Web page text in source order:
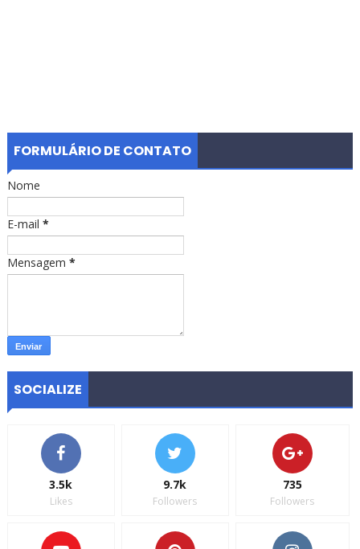
FORMULÁRIO DE CONTATO
Nome
E-mail *
Mensagem *
SOCIALIZE
3.5k
Likes
9.7k
Followers
735
Followers